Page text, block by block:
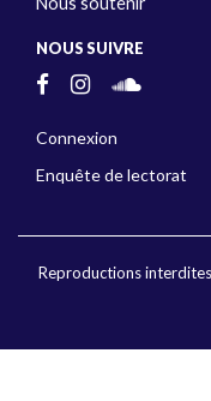
NOUS SUIVRE
Connexion
Enquête de lectorat
Reproductions